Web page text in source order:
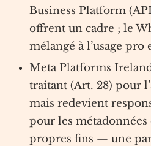
Business Platform
offrent un cadre ; le
mélangé à l’usage pro
Meta Platforms
traitant (Art. 28) pour
mais redevient
pour les métadonnées
propres fins — une